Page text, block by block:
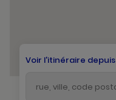
Voir l'itinéraire depuis